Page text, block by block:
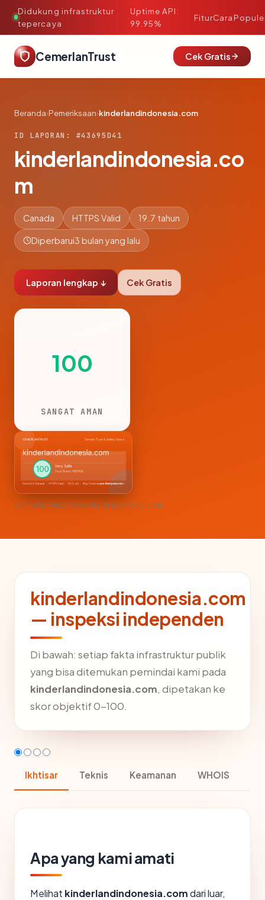
Didukung infrastruktur
tepercaya
·
Uptime API:
99.95%
FiturCara
CemerlanTrust Cek Gratis
Beranda›Pemeriksaan›kinderlandindonesia.com
ID LAPORAN: #43695D41
kinderlandindonesia.co
m
Canada HTTPS Valid 19.7 tahun
Diperbarui3 bulan yang lalu
Laporan lengkap ↓ Cek Gratis
100
SANGAT AMAN
CemerlanTrust · kinderlandindonesia.com
kinderlandindonesia.com
— inspeksi independen
Di bawah: setiap fakta infrastruktur publik
yang bisa ditemukan pemindai kami pada
kinderlandindonesia.com, dipetakan ke
skor objektif 0-100.
Ikhtisar Teknis Keamanan WHOIS
Apa yang kami amati
Melihat kinderlandindonesia.comdari luar,